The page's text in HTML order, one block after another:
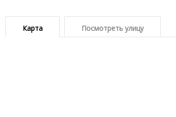
Карта Посмотреть улицу